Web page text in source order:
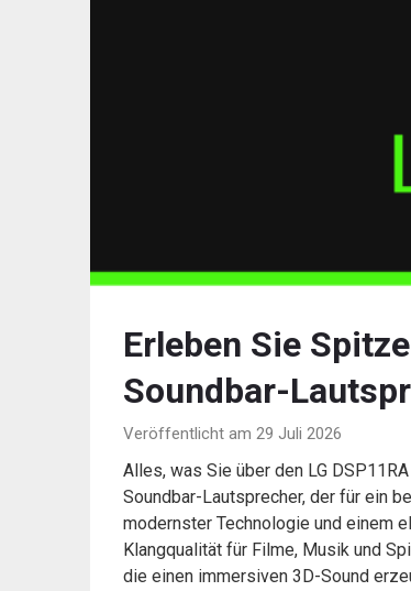
Erleben Sie
Soundbar-
Veröffentlicht am 29 Juli 2026
Alles, was Sie über den LG
Soundbar-Lautsprecher, der für ein
modernster Technologie und einem
Klangqualität für Filme, Musik und
die einen immersiven 3D-Sound